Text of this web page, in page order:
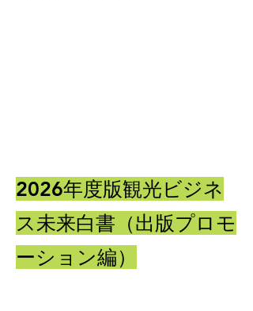
​2026年度版観光ビジネ
ス未来白書（出版プロモ
ーション編）